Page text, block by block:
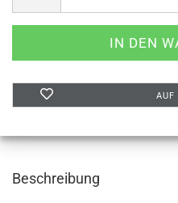
AUF
Beschreibung